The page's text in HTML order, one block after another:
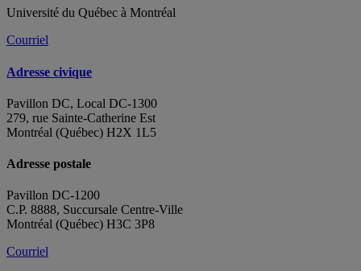
Université du Québec à Montréal
Courriel
Adresse civique
Pavillon DC, Local DC-1300
279, rue Sainte-Catherine Est
Montréal (Québec) H2X 1L5
Adresse postale
Pavillon DC-1200
C.P. 8888, Succursale Centre-Ville
Montréal (Québec) H3C 3P8
Courriel